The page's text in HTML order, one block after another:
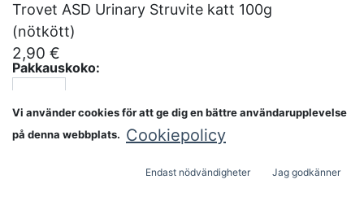
Trovet ASD Urinary Struvite katt 100g
(nötkött)
2,90 €
Pakkauskoko:
ADD TO CART
Vi använder cookies för att ge dig en bättre användarupplevelse
på denna webbplats. Cookiepolicy
Endast nödvändigheter Jag godkänner